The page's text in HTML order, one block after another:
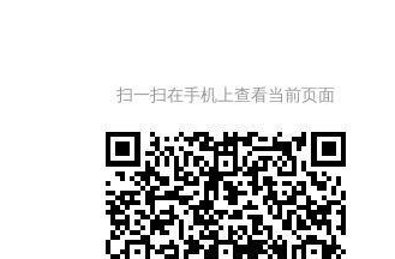
扫一扫在手机上查看当前页面